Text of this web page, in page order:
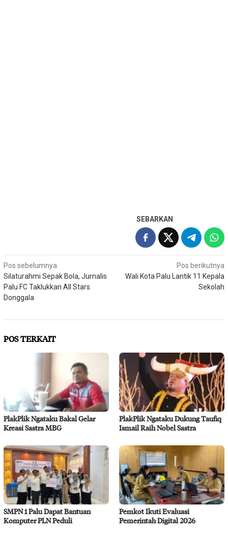
SEBARKAN
Navigasi
pos
Pos sebelumnya
Silaturahmi Sepak Bola, Jurnalis
Palu FC Taklukkan All Stars
Donggala
Pos berikutnya
Wali Kota Palu Lantik 11 Kepala
Sekolah
POS TERKAIT
PlakPlik Ngataku Bakal Gelar
Kreasi Sastra MBG
PlakPlik Ngataku Dukung Taufiq
Ismail Raih Nobel Sastra
SMPN 1 Palu Dapat Bantuan
Komputer PLN Peduli
Pemkot Ikuti Evaluasi
Pemerintah Digital 2026